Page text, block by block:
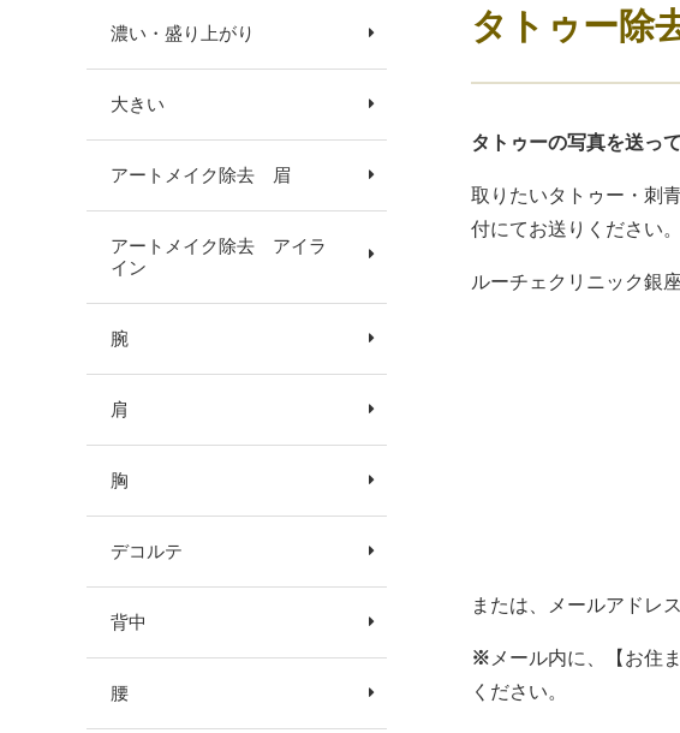
タトゥー除
タトゥーの写真を送っ
取りたいタトゥー・刺
付にてお送りください。
ルーチェクリニック銀
または、メールアドレ
※ メール内に、【お住
ください。
濃い・盛り上がり
大きい
アートメイク除去 眉
アートメイク除去 アイラ
イン
腕
肩
胸
デコルテ
背中
腰